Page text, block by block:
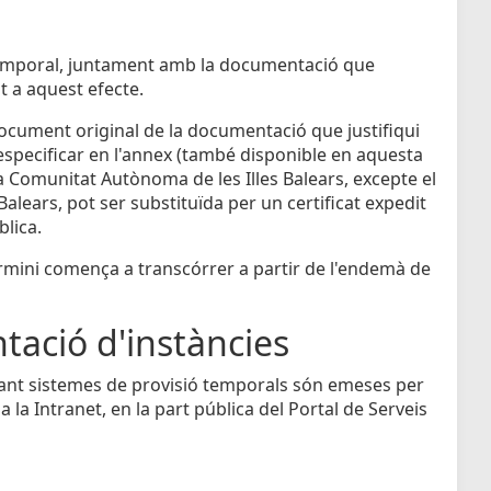
juntament amb la documentació que
a aquest efecte.
original de la documentació que justifiqui
en l'annex (també disponible en aquesta
Autònoma de les Illes Balears, excepte el
pot ser substituïda per un certificat expedit
comença a transcórrer a partir de l'endemà de
d'instàncies
sistemes de provisió temporals són emeses per
la Intranet, en la part pública del Portal de Serveis